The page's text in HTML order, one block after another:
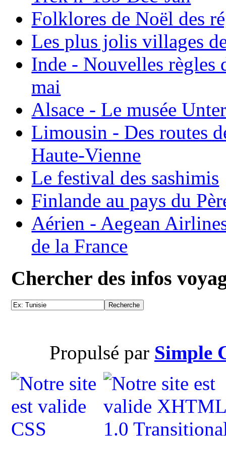
Folklores de Noël des
Les plus jolis villages
Inde - Nouvelles règles
mai
Alsace - Le musée
Limousin - Des routes
Haute-Vienne
Le festival des sashimis
Finlande au pays du
Aérien - Aegean
de la France
Chercher des infos
Propulsé par Simple